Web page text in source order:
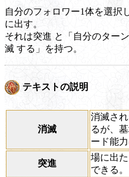
自分のフォロワー1体を選択
に出す。
それは突進 と「自分のター
滅 する」を持つ。
テキストの説明
消滅
消滅さ
るが、
ード能
突進
場に出
できる。